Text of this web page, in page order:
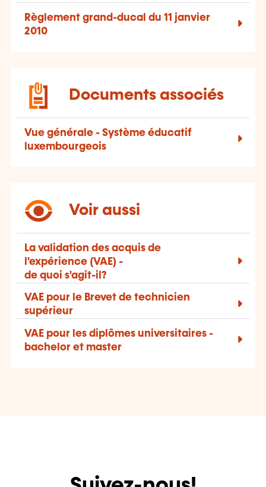
Règlement grand-ducal du 11 janvier
2010
Documents associés
Vue générale - Système éducatif
luxembourgeois
Voir aussi
La validation des acquis de
l'expérience (VAE) -
de quoi s'agit-il?
VAE pour le Brevet de technicien
supérieur
VAE pour les diplômes universitaires -
bachelor et master